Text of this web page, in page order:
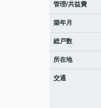
管理/共益費
築年月
総戸数
所在地
交通